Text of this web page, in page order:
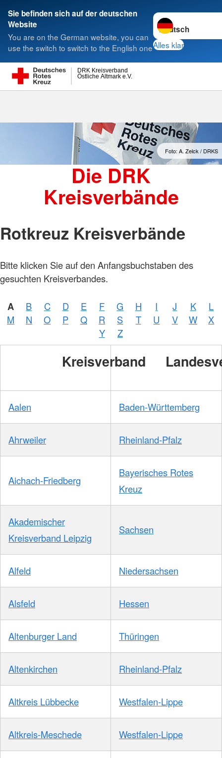
Sie befinden sich auf der deutschen
Website
You are on the German website, you can
use the switch to switch to the English one
Sprache wechseln
Alles klar
Östliche Altmark e.V.
DRK Kreisverband
Suche
Kreisverbände
Foto: A. Zelck / DRKS
Die DRK
Kreisverbände
Rotkreuz Kreisverbände
Bitte klicken Sie auf den Anfangsbuchstaben des
gesuchten Kreisverbandes.
A B C D E F G H I J K
L
M
N O P Q R S T U V W
X
Y
Z
Kreisverband
Aalen Baden-Württemberg
Ahrweiler Rheinland-Pfalz
Aichach-Friedberg
Bayerisches Rotes
Kreuz
Akademischer
Kreisverband Leipzig
Sachsen
Alfeld Niedersachsen
Alsfeld Hessen
Altenburger Land Thüringen
Altenkirchen Rheinland-Pfalz
Altkreis Lübbecke Westfalen-Lippe
Altkreis-Meschede Westfalen-Lippe